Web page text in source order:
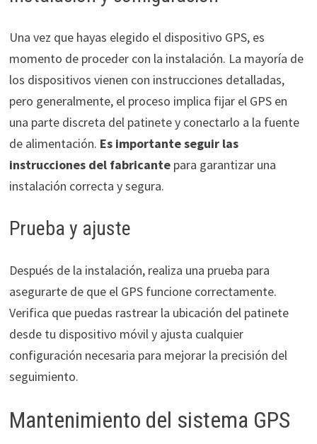
Una vez que hayas elegido el dispositivo GPS, es
momento de proceder con la instalación. La mayoría de
los dispositivos vienen con instrucciones detalladas,
pero generalmente, el proceso implica fijar el GPS en
una parte discreta del patinete y conectarlo a la fuente
de alimentación. Es importante seguir las
instrucciones del fabricantepara garantizar una
instalación correcta y segura.
Prueba y ajuste
Después de la instalación, realiza una prueba para
asegurarte de que el GPS funcione correctamente.
Verifica que puedas rastrear la ubicación del patinete
desde tu dispositivo móvil y ajusta cualquier
configuración necesaria para mejorar la precisión del
seguimiento.
Mantenimiento del sistema GPS